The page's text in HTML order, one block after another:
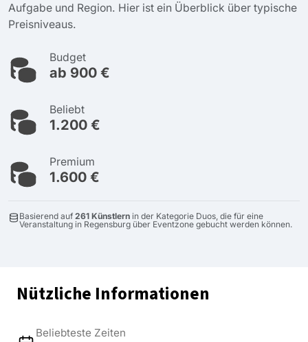
Aufgabe und Region. Hier ist ein Überblick über typische
Preisniveaus.
Budget
ab 900 €
Beliebt
1.200 €
Premium
1.600 €
Basierend auf 261 Künstlern in der Kategorie Duos, die für eine
Veranstaltung in Regensburg über Eventzone gebucht werden können.
Nützliche Informationen
Beliebteste Zeiten